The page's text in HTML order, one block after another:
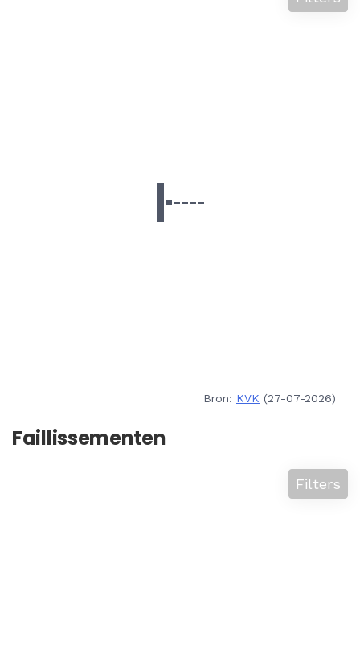
Bron: KVK (27-07-2026)
Faillissementen
Filters